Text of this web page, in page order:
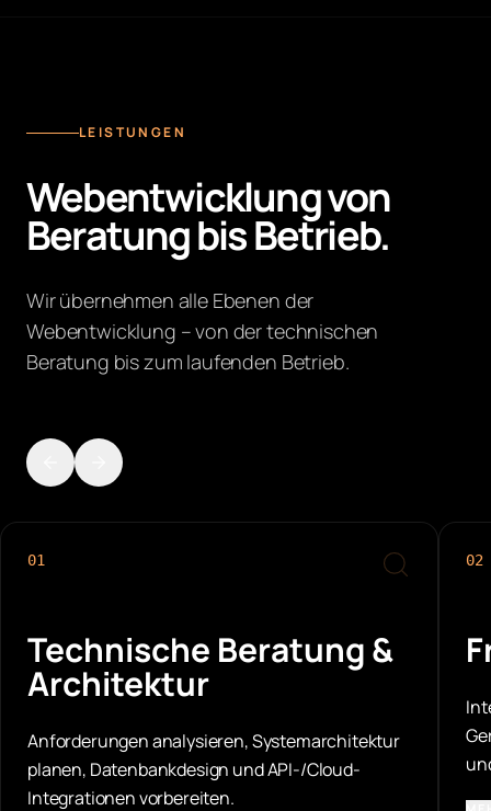
LEISTUNGEN
Webentwicklung von
Beratung bis Betrieb.
Wir übernehmen alle Ebenen der
Webentwicklung – von der technischen
Beratung bis zum laufenden Betrieb.
01
Technische Beratung &
Architektur
Anforderungen analysieren, Systemarchitektur
planen, Datenbankdesign und API-/Cloud-
Integrationen vorbereiten.
02